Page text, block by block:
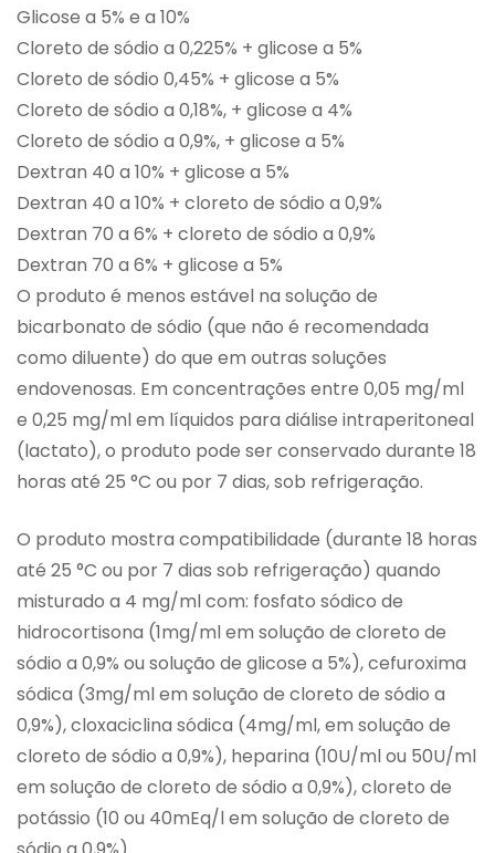
Glicose a 5% e a 10%
Cloreto de sódio a 0,225% + glicose a 5%
Cloreto de sódio 0,45% + glicose a 5%
Cloreto de sódio a 0,18%, + glicose a 4%
Cloreto de sódio a 0,9%, + glicose a 5%
Dextran 40 a 10% + glicose a 5%
Dextran 40 a 10% + cloreto de sódio a 0,9%
Dextran 70 a 6% + cloreto de sódio a 0,9%
Dextran 70 a 6% + glicose a 5%
O produto é menos estável na solução de
bicarbonato de sódio (que não é recomendada
como diluente) do que em outras soluções
endovenosas. Em concentrações entre 0,05 mg/ml
e 0,25 mg/ml em líquidos para diálise intraperitoneal
(lactato), o produto pode ser conservado durante 18
horas até 25 °C ou por 7 dias, sob refrigeração.
O produto mostra compatibilidade (durante 18 horas
até 25 °C ou por 7 dias sob refrigeração) quando
misturado a 4 mg/ml com: fosfato sódico de
hidrocortisona (1mg/ml em solução de cloreto de
sódio a 0,9% ou solução de glicose a 5%), cefuroxima
sódica (3mg/ml em solução de cloreto de sódio a
0,9%), cloxaciclina sódica (4mg/ml, em solução de
cloreto de sódio a 0,9%), heparina (10U/ml ou 50U/ml
em solução de cloreto de sódio a 0,9%), cloreto de
potássio (10 ou 40mEq/l em solução de cloreto de